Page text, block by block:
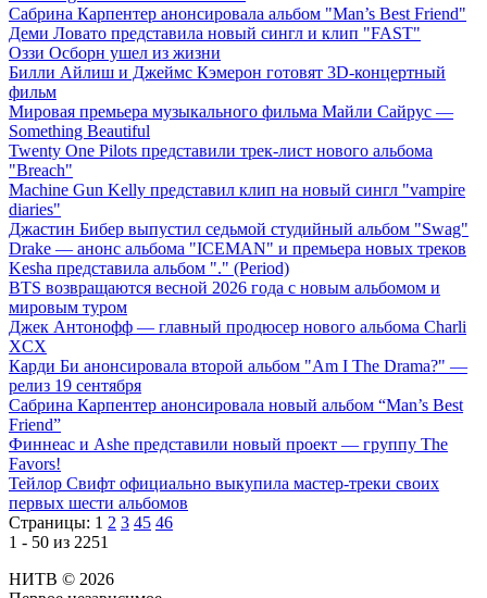
Сабрина Карпентер анонсировала альбом "Man’s Best Friend"
Деми Ловато представила новый сингл и клип "FAST"
Оззи Осборн ушел из жизни
Билли Айлиш и Джеймс Кэмерон готовят 3D-концертный
фильм
Мировая премьера музыкального фильма Майли Сайрус —
Something Beautiful
Twenty One Pilots представили трек-лист нового альбома
"Breach"
Machine Gun Kelly представил клип на новый сингл "vampire
diaries"
Джастин Бибер выпустил седьмой студийный альбом "Swag"
Drake — анонс альбома "ICEMAN" и премьера новых треков
Kesha представила альбом "." (Period)
BTS возвращаются весной 2026 года с новым альбомом и
мировым туром
Джек Антонофф — главный продюсер нового альбома Charli
XCX
Карди Би анонсировала второй альбом "Am I The Drama?" —
релиз 19 сентября
Сабрина Карпентер анонсировала новый альбом “Man’s Best
Friend”
Финнеас и Ashe представили новый проект — группу The
Favors!
Тейлор Свифт официально выкупила мастер-треки своих
первых шести альбомов
Страницы: 1 2 3 45 46
1 - 50 из 2251
НИТВ © 2026